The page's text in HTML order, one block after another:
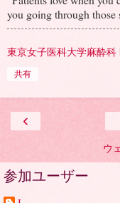
you going through those
東京女子医科大学麻酔科
共有
‹
ウ
参加ユーザー